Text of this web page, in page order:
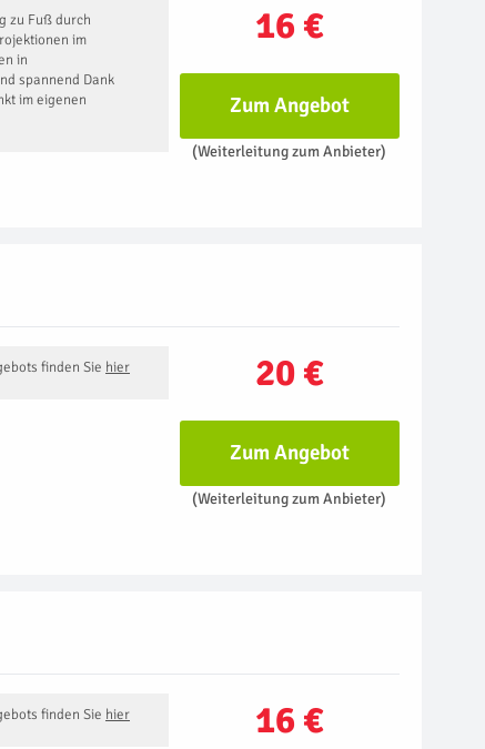
16 €
zu Fuß durch
im
in
spannend Dank
im eigenen
Zum Angebot
(Weiterleitung zum Anbieter)
20 €
finden Sie hier
Zum Angebot
(Weiterleitung zum Anbieter)
16 €
finden Sie hier